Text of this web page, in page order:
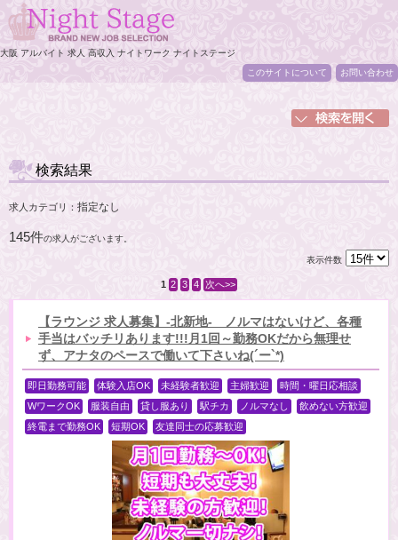
大阪 アルバイト 求人 高収入 ナイトワーク ナイトステージ
このサイトについて
お問い合わせ
検索結果
求人カテゴリ： 指定なし
145件の求人がございます。
表示件数
1 2 3 4 次へ>>
【ラウンジ 求人募集】-北新地- ノルマはないけど、各種
手当はバッチリあります!!!月1回～勤務OKだから無理せ
ず、アナタのペースで働いて下さいね(´ー`*)
即日勤務可能 体験入店OK 未経験者歓迎 主婦歓迎
時間・曜日応相談
WワークOK
服装自由 貸し服あり 駅チカ ノルマなし
飲めない方歓迎
終電まで勤務OK
短期OK 友達同士の応募歓迎